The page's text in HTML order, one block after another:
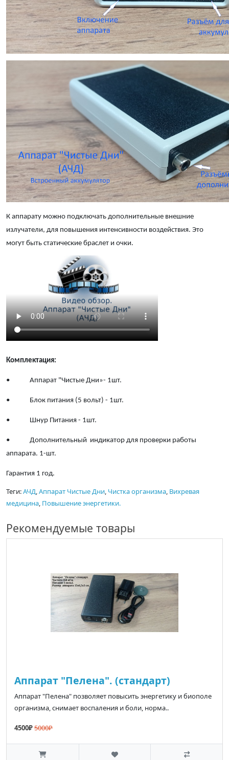
К аппарату можно подключать дополнительные внешние
излучатели, для повышения интенсивности воздействия. Это
могут быть статические браслет и очки.
Комплектация:
• Аппарат "Чистые Дни»- 1шт.
• Блок питания (5 вольт) - 1шт.
• Шнур Питания - 1шт.
• Дополнительный индикатор для проверки работы
аппарата. 1-шт.
Гарантия 1 год.
Теги:АЧД Аппарат Чистые Дни Чистка организма Вихревая
медицина Повышение энергетики.
Рекомендуемые товары
Аппарат "Пелена". (стандарт)
Аппарат "Пелена" позволяет повысить энергетику и биополе
организма, снимает воспаления и боли, норма..
4500₽5000₽